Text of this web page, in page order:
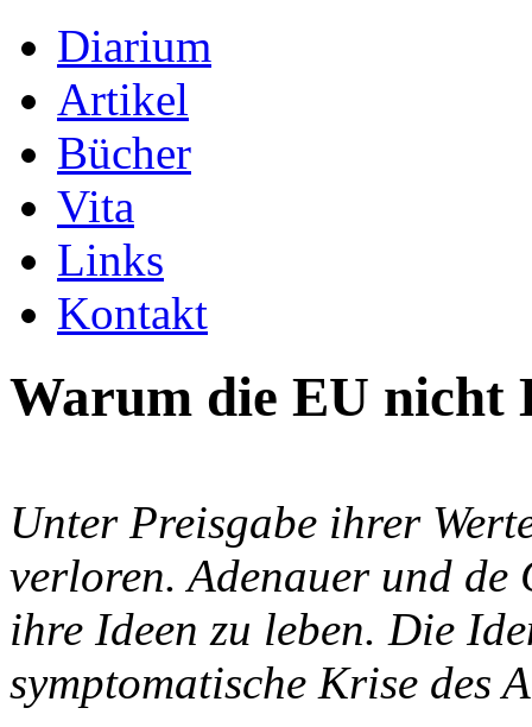
Diarium
Artikel
Bücher
Vita
Links
Kontakt
Warum die EU nicht
Unter Preisgabe ihrer
verloren. Adenauer und de
ihre Ideen zu leben. Die
symptomatische Krise des